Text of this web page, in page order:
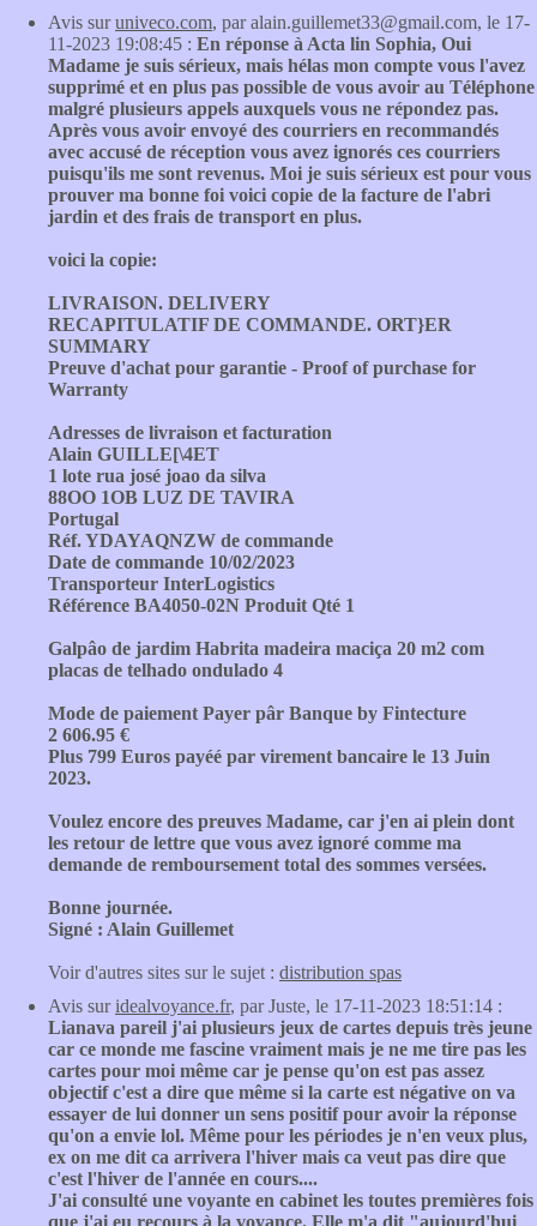
Avis suruniveco.com, par alain.guillemet33@gmail.com, le 17-
11-2023 19:08:45 : En réponse à Acta lin Sophia, Oui
Madame je suis sérieux, mais hélas mon compte vous l'avez
supprimé et en plus pas possible de vous avoir au Téléphone
malgré plusieurs appels auxquels vous ne répondez pas.
Après vous avoir envoyé des courriers en recommandés
avec accusé de réception vous avez ignorés ces courriers
puisqu'ils me sont revenus. Moi je suis sérieux est pour vous
prouver ma bonne foi voici copie de la facture de l'abri
jardin et des frais de transport en plus.
voici la copie:
LIVRAISON. DELIVERY
RECAPITULATIF DE COMMANDE. ORT}ER
SUMMARY
Preuve d'achat pour garantie - Proof of purchase for
Warranty
Adresses de livraison et facturation
Alain GUILLE[\4ET
1 lote rua josé joao da silva
88OO 1OB LUZ DE TAVIRA
Portugal
Réf. YDAYAQNZW de commande
Date de commande 10/02/2023
Transporteur InterLogistics
Référence BA4050-02N Produit Qté 1
Galpâo de jardim Habrita madeira maciça 20 m2 com
placas de telhado ondulado 4
Mode de paiement Payer pâr Banque by Fintecture
2 606.95 €
Plus 799 Euros payéé par virement bancaire le 13 Juin
2023.
Voulez encore des preuves Madame, car j'en ai plein dont
les retour de lettre que vous avez ignoré comme ma
demande de remboursement total des sommes versées.
Bonne journée.
Signé : Alain Guillemet
Voir d'autres sites sur le sujet : distribution spas
Avis suridealvoyance.fr, par Juste, le 17-11-2023 18:51:14 :
Lianava pareil j'ai plusieurs jeux de cartes depuis très jeune
car ce monde me fascine vraiment mais je ne me tire pas les
cartes pour moi même car je pense qu'on est pas assez
objectif c'est a dire que même si la carte est négative on va
essayer de lui donner un sens positif pour avoir la réponse
qu'on a envie lol. Même pour les périodes je n'en veux plus,
ex on me dit ca arrivera l'hiver mais ca veut pas dire que
c'est l'hiver de l'année en cours....
J'ai consulté une voyante en cabinet les toutes premières fois
que j'ai eu recours à la voyance. Elle m'a dit "aujourd'hui